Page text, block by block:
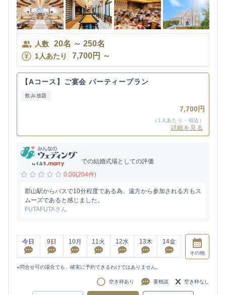
人数 20名 ～ 250名
1人あたり 7,700円 ～
【Aコース】ご宴会 パーティープラン
飲み放題
7,700円
（1人あたり・税込）
詳細を見る
での結婚式場としての評価
0.00(204件)
郡山駅からバスで10分程度である為、遠方から参加される方もス
ムーズであると感じました。
FUTAFUTAさん
今日 9 日 10月 11火 12水 13木 14金
その他
※問合せ可の場合でも、確実に予約できるわけではありません。
空き枠あり 要相談 空き枠なし